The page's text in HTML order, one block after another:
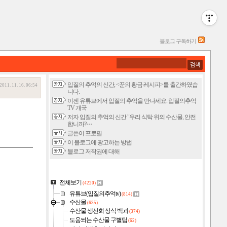
블로그 구독하기
2011. 11. 16. 06:54
입질의 추억의 신간, <꾼의 황금 레시피>를 출간하였습
니다.
이젠 유튜브에서 입질의 추억을 만나세요. 입질의추억
TV 개국
저자 입질의 추억의 신간 "우리 식탁 위의 수산물, 안전
합니까?⋯
글쓴이 프로필
이 블로그에 광고하는 방법
블로그 저작권에 대해
전체보기 (4220)
유튜브(입질의추억tv)(814)
수산물 (635)
수산물 생선회 상식 백과(374)
도움되는 수산물 구별팁 (62)